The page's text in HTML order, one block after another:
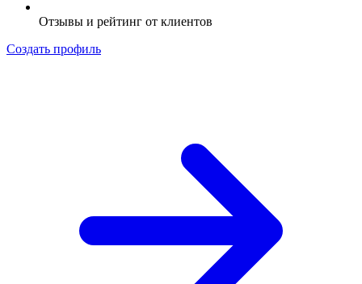
Отзывы и рейтинг от клиентов
Создать профиль